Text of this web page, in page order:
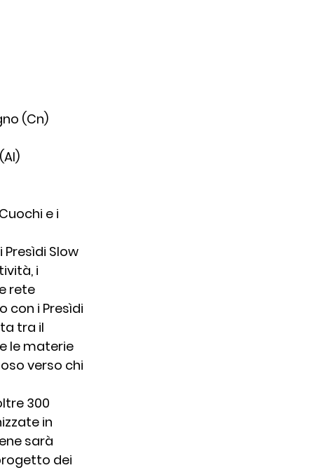
(Cn)
e i
Slow
i
rete
con i Presìdi
tra il
le materie
verso chi
300
in
sarà
dei